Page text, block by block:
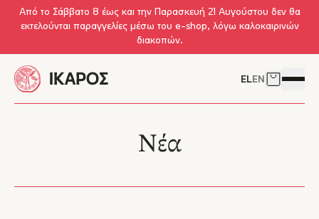
Skip to main content
Από το Σάββατο 8 έως και την Παρασκευή 21 Αυγούστου δεν θα
εκτελούνται παραγγελίες μέσω του e-shop, λόγω καλοκαιρινών
διακοπών.
ELEN Δείτε το
Νέα